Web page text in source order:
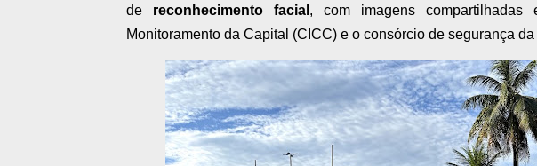
de reconhecimento facial , com imagens
Monitoramento da Capital (CICC) e o consórcio de segurança